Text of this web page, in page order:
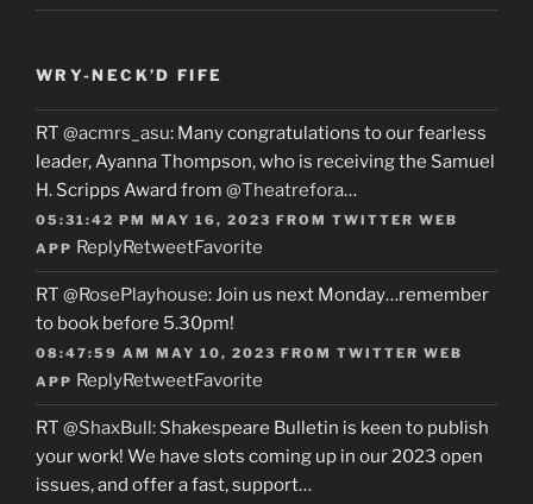
WRY-NECK’D FIFE
RT @acmrs_asu: Many congratulations to our fearless
leader, Ayanna Thompson, who is receiving the Samuel
H. Scripps Award from @Theatrefora…
05:31:42 PM MAY 16, 2023 FROM TWITTER WEB
APP ReplyRetweetFavorite
RT @RosePlayhouse: Join us next Monday…remember
to book before 5.30pm!
08:47:59 AM MAY 10, 2023 FROM TWITTER WEB
APP ReplyRetweetFavorite
RT @ShaxBull: Shakespeare Bulletin is keen to publish
your work! We have slots coming up in our 2023 open
issues, and offer a fast, support…